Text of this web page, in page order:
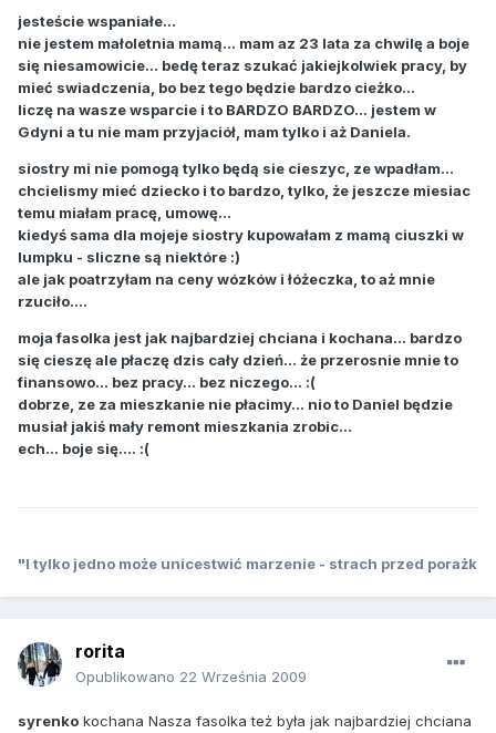
jesteście wspaniałe...
nie jestem małoletnia mamą... mam az 23 lata za chwilę a boje
się niesamowicie... bedę teraz szukać jakiejkolwiek pracy, by
mieć swiadczenia, bo bez tego będzie bardzo cieżko...
liczę na wasze wsparcie i to BARDZO BARDZO... jestem w
Gdyni a tu nie mam przyjaciół, mam tylko i aż Daniela.
siostry mi nie pomogą tylko będą sie cieszyc, ze wpadłam...
chcielismy mieć dziecko i to bardzo, tylko, że jeszcze miesiac
temu miałam pracę, umowę...
kiedyś sama dla mojeje siostry kupowałam z mamą ciuszki w
lumpku - sliczne są niektóre :)
ale jak poatrzyłam na ceny wózków i łóżeczka, to aż mnie
rzuciło....
moja fasolka jest jak najbardziej chciana i kochana... bardzo
się cieszę ale płaczę dzis cały dzień... że przerosnie mnie to
finansowo... bez pracy... bez niczego... :(
dobrze, ze za mieszkanie nie płacimy... nio to Daniel będzie
musiał jakiś mały remont mieszkania zrobic...
ech... boje się.... :(
"I tylko jedno może unicestwić marzenie - strach przed porażk
rorita
Opublikowano 22 Września 2009
syrenko kochana Nasza fasolka też była jak najbardziej chciana